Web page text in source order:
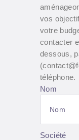
vos
votre
contacter
dessous,
téléphone.
Nom
Société